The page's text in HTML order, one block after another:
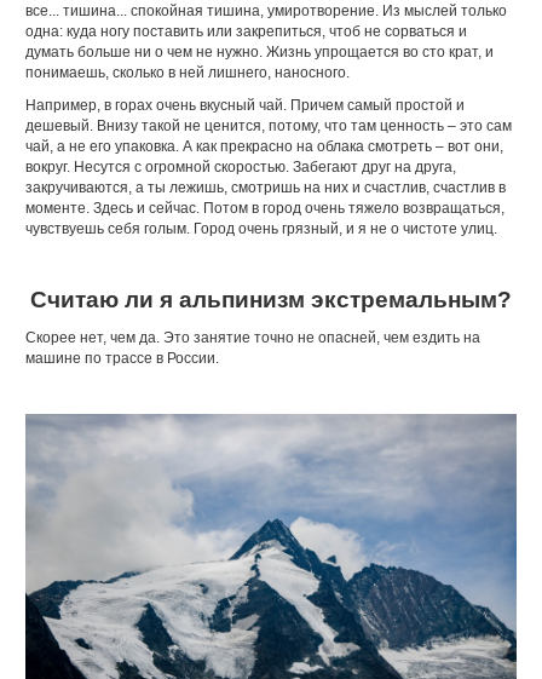
все... тишина... спокойная тишина, умиротворение. Из мыслей только
одна: куда ногу поставить или закрепиться, чтоб не сорваться и
думать больше ни о чем не нужно. Жизнь упрощается во сто крат, и
понимаешь, сколько в ней лишнего, наносного.
Например, в горах очень вкусный чай. Причем самый простой и
дешевый. Внизу такой не ценится, потому, что там ценность – это сам
чай, а не его упаковка. А как прекрасно на облака смотреть – вот они,
вокруг. Несутся с огромной скоростью. Забегают друг на друга,
закручиваются, а ты лежишь, смотришь на них и счастлив, счастлив в
моменте. Здесь и сейчас. Потом в город очень тяжело возвращаться,
чувствуешь себя голым. Город очень грязный, и я не о чистоте улиц.
Считаю ли я альпинизм экстремальным?
Скорее нет, чем да. Это занятие точно не опасней, чем ездить на
машине по трассе в России.